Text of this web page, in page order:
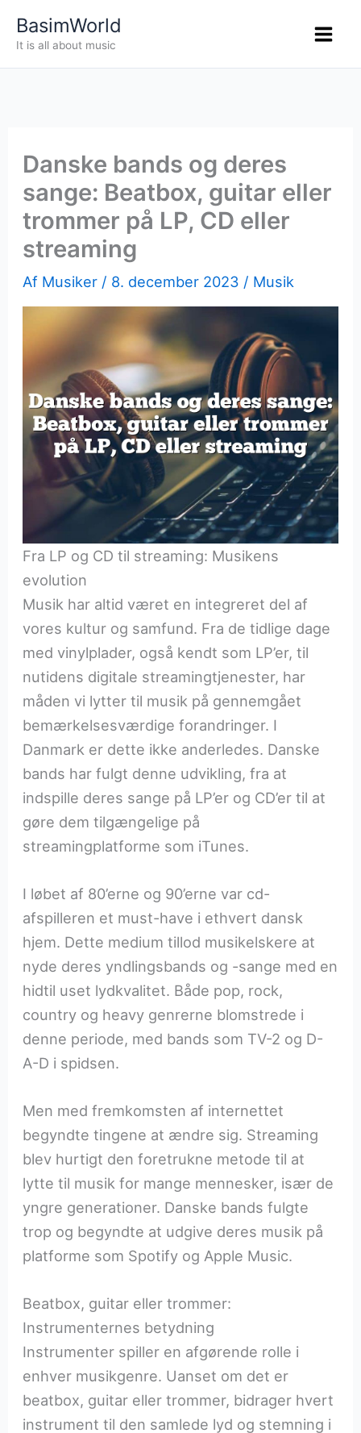
BasimWorld
It is all about music
Danske bands og deres
sange: Beatbox, guitar eller
trommer på LP, CD eller
streaming
Af Musiker / 8. december 2023 / Musik
Fra LP og CD til streaming: Musikens
evolution
Musik har altid været en integreret del af
vores kultur og samfund. Fra de tidlige dage
med vinylplader, også kendt som LP’er, til
nutidens digitale streamingtjenester, har
måden vi lytter til musik på gennemgået
bemærkelsesværdige forandringer. I
Danmark er dette ikke anderledes. Danske
bands har fulgt denne udvikling, fra at
indspille deres sange på LP’er og CD’er til at
gøre dem tilgængelige på
streamingplatforme som iTunes.
I løbet af 80’erne og 90’erne var cd-
afspilleren et must-have i ethvert dansk
hjem. Dette medium tillod musikelskere at
nyde deres yndlingsbands og -sange med en
hidtil uset lydkvalitet. Både pop, rock,
country og heavy genrerne blomstrede i
denne periode, med bands som TV-2 og D-
A-D i spidsen.
Men med fremkomsten af internettet
begyndte tingene at ændre sig. Streaming
blev hurtigt den foretrukne metode til at
lytte til musik for mange mennesker, især de
yngre generationer. Danske bands fulgte
trop og begyndte at udgive deres musik på
platforme som Spotify og Apple Music.
Beatbox, guitar eller trommer:
Instrumenternes betydning
Instrumenter spiller en afgørende rolle i
enhver musikgenre. Uanset om det er
beatbox, guitar eller trommer, bidrager hvert
instrument til den samlede lyd og stemning i